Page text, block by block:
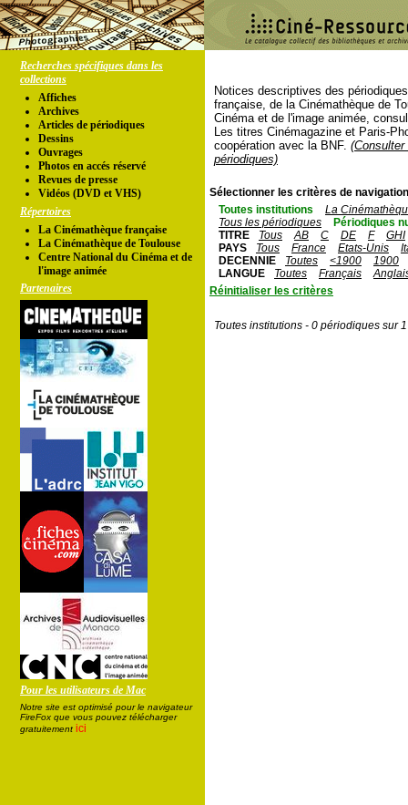
Recherches spécifiques dans les
collections
Affiches
Archives
Articles de périodiques
Dessins
Ouvrages
Photos en accés réservé
Revues de presse
Vidéos (DVD et VHS)
Répertoires
La Cinémathèque française
La Cinémathèque de Toulouse
Centre National du Cinéma et de
l'image animée
Partenaires
Pour les utilisateurs de Mac
Notre site est optimisé pour le navigateur
FireFox que vous pouvez télécharger
gratuitement ici
Notices descriptives des
française, de la Cinémathèque de
Cinéma et de l'image animée,
Les titres Cinémagazine et Paris-
coopération avec la BNF.
périodiques)
Sélectionner les critères de
Toutes institutions
La
Tous les périodiques
Périodiques
TITRE
Tous AB C DE F
GHI
PAYS
Tous France Etats-Unis
DECENNIE
Toutes <1900
1900
LANGUE
Toutes Français
Réinitialiser les critères
Toutes institutions - 0 périodiques sur